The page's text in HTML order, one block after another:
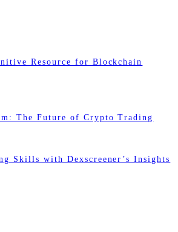
Resource for Blockchain
The Future of Crypto Trading
Skills with Dexscreener’s Insights